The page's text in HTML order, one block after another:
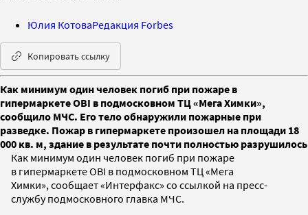
Юлия КотоваРедакция Forbes
Копировать ссылку
Как минимум один человек погиб при пожаре в
гипермаркете OBI в подмосковном ТЦ «Мега Химки»,
сообщило МЧС. Его тело обнаружили пожарные при
разведке. Пожар в гипермаркете произошел на площади 18
000 кв. м, здание в результате почти полностью разрушилось
Как минимум один человек погиб при пожаре
в гипермаркете OBI в подмосковном ТЦ «Мега
Химки», сообщает «Интерфакс» со ссылкой на пресс-
службу подмосковного главка МЧС.